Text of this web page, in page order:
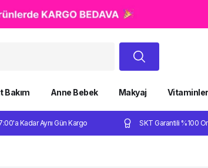
Bakım Anne Bebek Makyaj Vitaminler
Kadar Aynı Gün Kargo SKT Garantili %100